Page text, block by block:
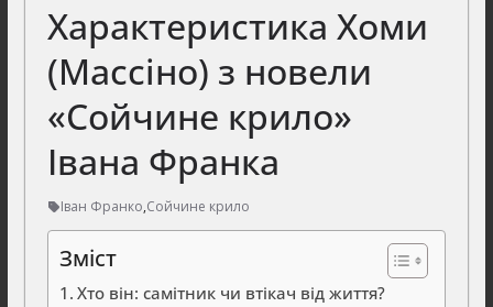
Характеристика Хоми
(Массіно) з новели
«Сойчине крило»
Івана Франка
Іван Франко,Сойчине крило
Зміст
Хто він: самітник чи втікач від життя?